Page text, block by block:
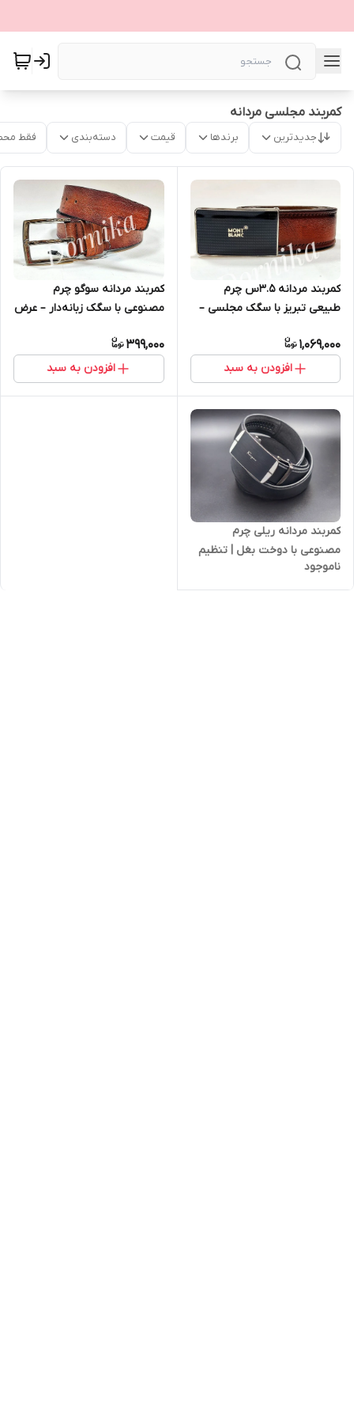
کمربند مجلسی مردانه
جدیدترین برندها قیمت دسته‌بندی فقط
کمربند مردانه ۳.۵س چرم
طبیعی تبریز با سگک مجلسی –
عسلی
1,069,000
افزودن به سبد
کمربند مردانه سوگو چرم
مصنوعی با سگک زبانه‌دار – عرض
399,000
افزودن به سبد
کمربند مردانه ریلی چرم
مصنوعی با دوخت بغل | تنظیم
آسان و ظاهر شیک
ناموجود